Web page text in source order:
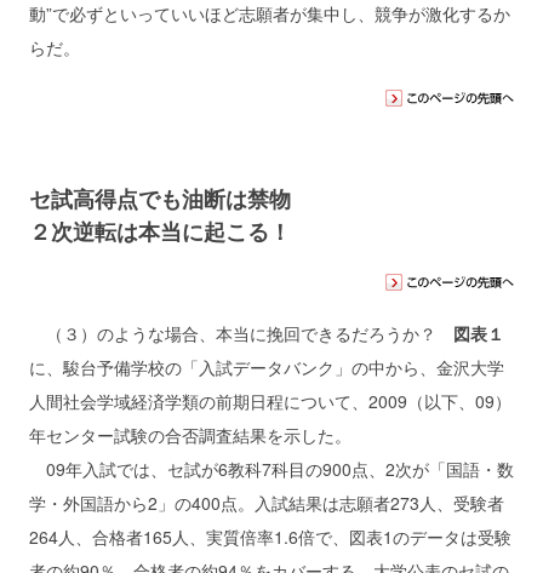
動”で必ずといっていいほど志願者が集中し、競争が激化するか
らだ。
セ試高得点でも油断は禁物
２次逆転は本当に起こる！
（３）のような場合、本当に挽回できるだろうか？ 図表１
に、駿台予備学校の「入試データバンク」の中から、金沢大学
人間社会学域経済学類の前期日程について、2009（以下、09）
年センター試験の合否調査結果を示した。
09年入試では、セ試が6教科7科目の900点、2次が「国語・数
学・外国語から2」の400点。入試結果は志願者273人、受験者
264人、合格者165人、実質倍率1.6倍で、図表1のデータは受験